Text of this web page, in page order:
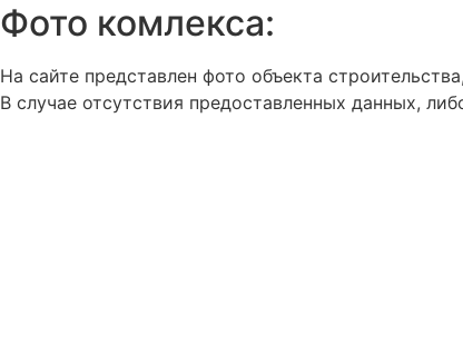
Фото комлекса:
На сайте представлен фото объекта
В случае отсутствия предоставленных данных,